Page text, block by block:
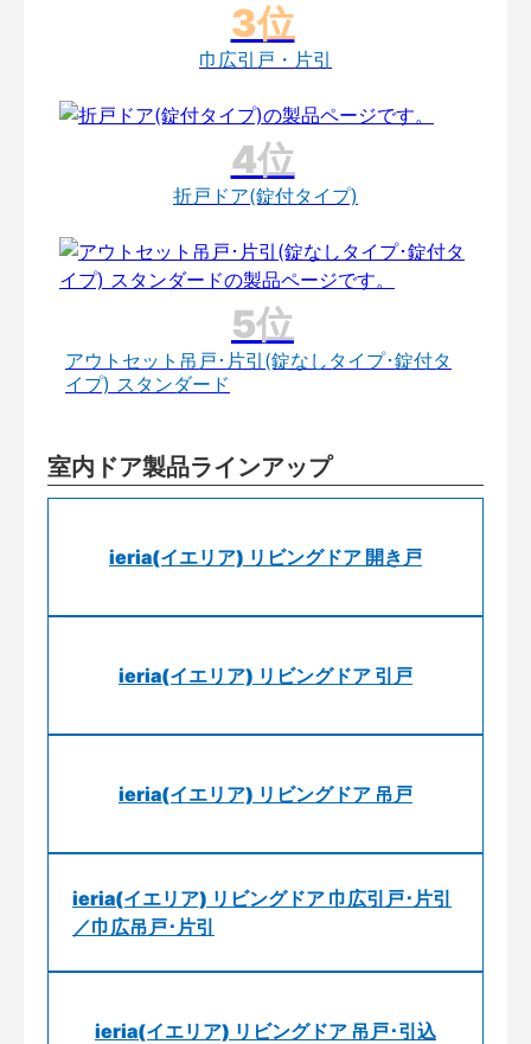
巾広引戸・片引
折戸ドア(錠付タイプ)
アウトセット吊戸･片引(錠なしタイプ･錠付タ
イプ) スタンダード
室内ドア製品ラインアップ
ieria(イエリア) リビングドア 開き戸
ieria(イエリア) リビングドア 引戸
ieria(イエリア) リビングドア 吊戸
ieria(イエリア) リビングドア 巾広引戸･片引
／巾広吊戸･片引
ieria(イエリア) リビングドア 吊戸･引込